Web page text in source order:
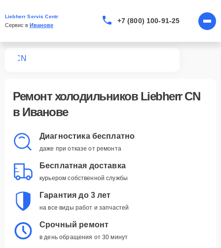
Liebherr Servis Centr
Сервис в Иванове
+7 (800) 100-91-25
CN
Ремонт холодильников Liebherr CN
в Иванове
Диагностика бесплатно
даже при отказе от ремонта
Бесплатная доставка
курьером собственной службы
Гарантия до 3 лет
на все виды работ и запчастей
Срочный ремонт
в день обращения от 30 минут